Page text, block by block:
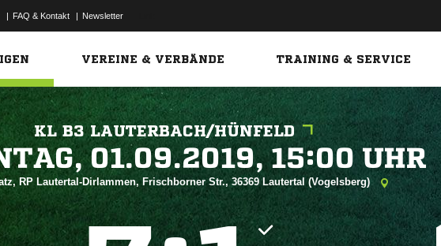
| FAQ & Kontakt | Newsletter
VEREINE & VERBÄNDE TRAINING & SERVICE
KL B3 LAUTERBACH/HÜNFELD
  
RP Lautertal-Dirlammen, Frischborner Str., 36369 Lautertal (Vogelsberg)